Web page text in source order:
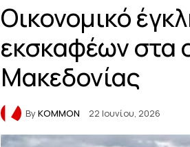
Οικονομικό
εκσκαφέων στα
Μακεδονίας
ByKOMMON 22 Ιουνίου, 2026